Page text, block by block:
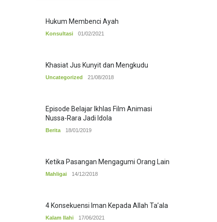
Hukum Membenci Ayah
Konsultasi 01/02/2021
Khasiat Jus Kunyit dan Mengkudu
Uncategorized 21/08/2018
Episode Belajar Ikhlas Film Animasi
Nussa-Rara Jadi Idola
Berita 18/01/2019
Ketika Pasangan Mengagumi Orang Lain
Mahligai 14/12/2018
4 Konsekuensi Iman Kepada Allah Ta’ala
Kalam Ilahi 17/06/2021